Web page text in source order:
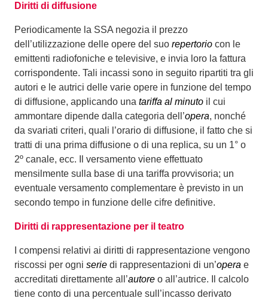
Diritti di diffusione
Periodicamente la SSA negozia il prezzo
dell’utilizzazione delle opere del suo repertorio con le
emittenti radiofoniche e televisive, e invia loro la fattura
corrispondente. Tali incassi sono in seguito ripartiti tra gli
autori e le autrici delle varie opere in funzione del tempo
di diffusione, applicando una tariffa al minuto il cui
ammontare dipende dalla categoria dell’opera, nonché
da svariati criteri, quali l’orario di diffusione, il fatto che si
tratti di una prima diffusione o di una replica, su un 1° o
2º canale, ecc. Il versamento viene effettuato
mensilmente sulla base di una tariffa provvisoria; un
eventuale versamento complementare è previsto in un
secondo tempo in funzione delle cifre definitive.
Diritti di rappresentazione per il teatro
I compensi relativi ai diritti di rappresentazione vengono
riscossi per ogni serie di rappresentazioni di un’opera e
accreditati direttamente all’autore o all’autrice. Il calcolo
tiene conto di una percentuale sull’incasso derivato